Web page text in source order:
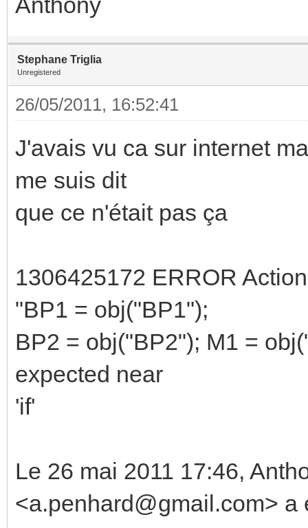
Stephane Triglia
Unregistered
26/05/2011, 16:52:41
J'avais vu ca sur internet
me suis dit
que ce n'était pas ça
1306425172 ERROR
"BP1 = obj("BP1");
BP2 = obj("BP2"); M1 =
expected near
'if'
Le 26 mai 2011 17:46,
<a.penhard@gmail.com> a